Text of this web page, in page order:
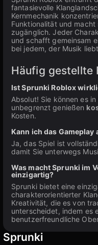
fantasievolle
Kernmechanik
Funktionalität und
zugänglich. Jeder
und schafft gemeinsam
bei jedem, der Musik
Häufig gestellte
Ist Sprunki Roblox
Absolut! Sie können es
unbegrenzt genießen
Kosten.
Kann ich das Gameplay
Ja, das Spiel ist
damit Sie unterwegs
Was macht Sprunki im
einzigartig?
Sprunki bietet eine
charakterorientierter
Kreativität, die es von
unterscheidet, indem es
benutzerfreundliche
Sprunki